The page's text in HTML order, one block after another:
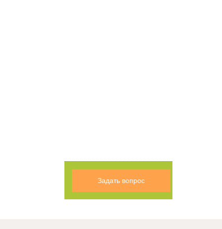
Задать вопрос